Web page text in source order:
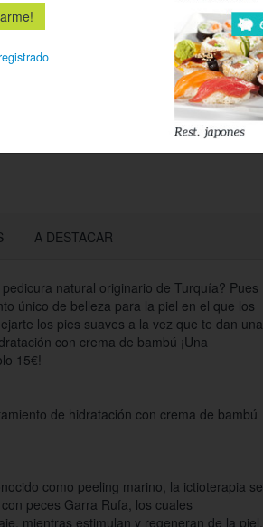
A DESTACAR
natural originario de Turquía? Pues
único de belleza para la piel en el que los
los pies suaves a la vez que te dan una
con crema de bambú ¡Una
15€!
de hidratación con crema de bambú
como peeling marino, la ictioterapia se
peces Garra Rufa, los cuales
mientras estimulan y regeneran de la piel,